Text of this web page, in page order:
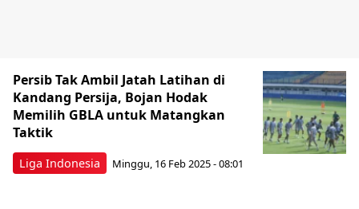
Liga Indonesia
Persib Tak Ambil Jatah Latihan di
Kandang Persija, Bojan Hodak
Memilih GBLA untuk Matangkan
Taktik
Minggu, 16 Feb 2025 - 08:01